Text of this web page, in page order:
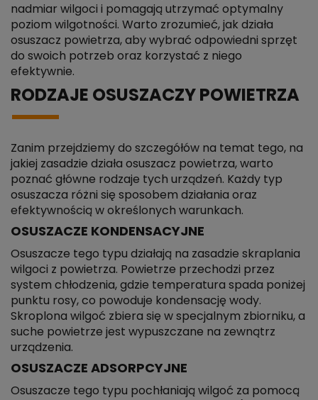
nadmiar wilgoci i pomagają utrzymać optymalny
poziom wilgotności. Warto zrozumieć, jak działa
osuszacz powietrza, aby wybrać odpowiedni sprzęt
do swoich potrzeb oraz korzystać z niego
efektywnie.
RODZAJE OSUSZACZY POWIETRZA
Zanim przejdziemy do szczegółów na temat tego, na
jakiej zasadzie działa osuszacz powietrza, warto
poznać główne rodzaje tych urządzeń. Każdy typ
osuszacza różni się sposobem działania oraz
efektywnością w określonych warunkach.
OSUSZACZE KONDENSACYJNE
Osuszacze tego typu działają na zasadzie skraplania
wilgoci z powietrza. Powietrze przechodzi przez
system chłodzenia, gdzie temperatura spada poniżej
punktu rosy, co powoduje kondensację wody.
Skroplona wilgoć zbiera się w specjalnym zbiorniku, a
suche powietrze jest wypuszczane na zewnątrz
urządzenia.
OSUSZACZE ADSORPCYJNE
Osuszacze tego typu pochłaniają wilgoć za pomocą